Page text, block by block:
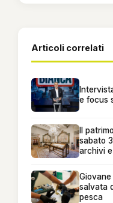
Articoli correlati
e focus
Il
sabato
archivi
salvata
pesca